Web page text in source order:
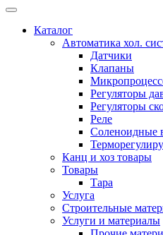
Каталог
Автоматика хол.
Датчики
Клапаны
Регуляторы
Регуляторы
Реле
Соленоидные
Канц и хоз товары
Товары
Тара
Услуга
Строительные
Услуги и материалы